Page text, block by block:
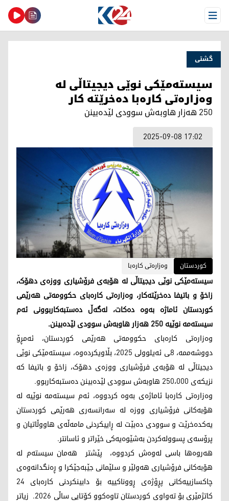
Open Menu
گشتی
سیستەمێکی نوێی دیجیتاڵی لە
وەزارەتی کارەبا دەخرێتە کار
250 هەزار هاوبەش سوودی لێدەبینن
2025-09-08 17:02
کوردستان وەزارەتی کارەبا
سیستەمێکی نوێی دیجیتاڵی لە هۆبەی فرۆشیاری ووزەی دهۆک،
زاخۆ و باتیفا دەخرێتەکار، وەزارەتی کارەبای حکوومەتی هەرێمی
کوردستان ئاماژە بەوە دەکات، لەگەڵ دەستبەکاربوونی ئەم
سیستەمە نوێیە 250 هەزار هاوبەش سوودی لێدەبینن.
وەزارەتی کارەبای حکوومەتی هەرێمی کوردستان، ئەمڕۆ
دووشەممە، 8ـی ئەیلوولی 2025، بڵاویکردەوە، سیستەمێکی نوێی
دیجیتاڵی لە هۆبەی فرۆشیاری ووزەی دهۆک، زاخۆ و باتیفا کە
نزیکەی 250،000 هاوبەش سوودی لێدەبینن دەستبەکاربوو.
وەزارەتی کارەبا ئاماژەی بەوە کردووە، ئەم سیستەمە نوێیە لە
هۆبەکانی فرۆشیاری ووزە لە سەرانسەری هەرێمی کوردستان
یەکدەخرێت و سوودی دەبێت لە ڕاییکردنی مامەڵەی هاووڵاتیان و
پرۆسەی پسوولەکردن بەشێوەیەکی خێراتر و ئاسانتر.
هەروەها باسی لەوەش کردووە، پێشتر هەمان سیستەم لە
هۆبەکانی فرۆشیاری هەولێر و سلێمانی جێبەجێکرا و ڕەنگدانەوەی
چاکسازییەکانی پڕۆژەی ڕووناکییە بۆ دابینکردنی کارەبای 24
کاتژمێری بۆ تەواوی کوردستان تاوەکوو کۆتایی ساڵی 2026. زیاتر